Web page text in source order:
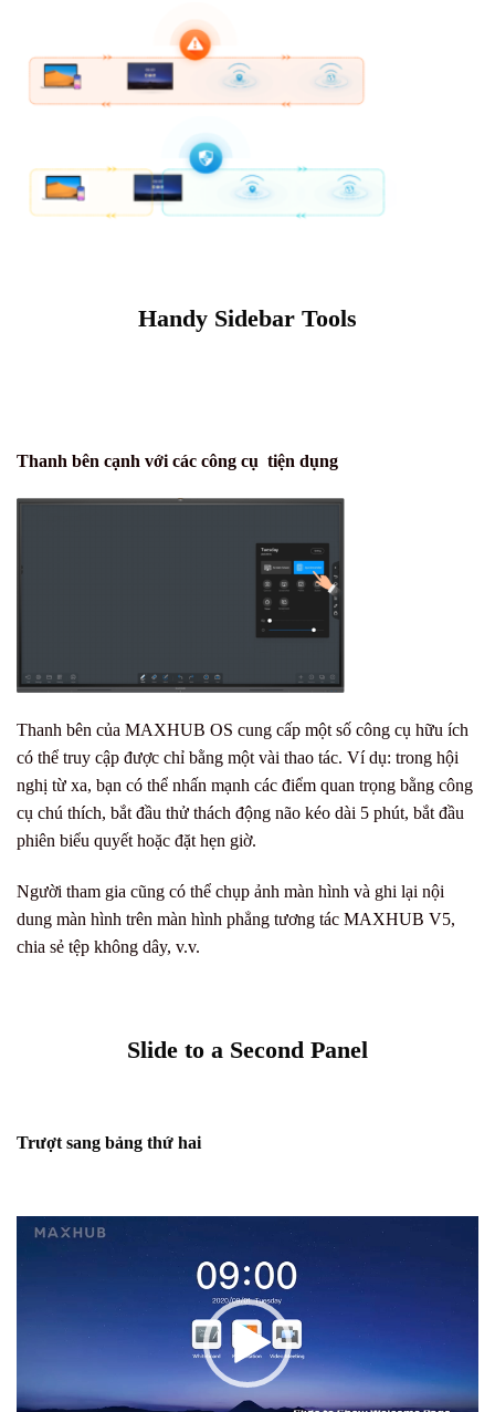
Handy Sidebar Tools
Thanh bên cạnh với các công cụ tiện dụng
Thanh bên của MAXHUB OS cung cấp một số công cụ hữu ích
có thể truy cập được chỉ bằng một vài thao tác. Ví dụ: trong hội
nghị từ xa, bạn có thể nhấn mạnh các điểm quan trọng bằng công
cụ chú thích, bắt đầu thử thách động não kéo dài 5 phút, bắt đầu
phiên biểu quyết hoặc đặt hẹn giờ.
Người tham gia cũng có thể chụp ảnh màn hình và ghi lại nội
dung màn hình trên màn hình phẳng tương tác MAXHUB V5,
chia sẻ tệp không dây, v.v.
Slide to a Second Panel
Trượt sang bảng thứ hai
Trình